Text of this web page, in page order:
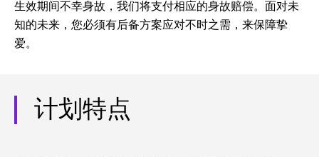
生效期间不幸身故，我们将支付相应的身故赔偿。面对未
知的未来，您必须有后备方案应对不时之需，来保障挚
爱。
计划特点